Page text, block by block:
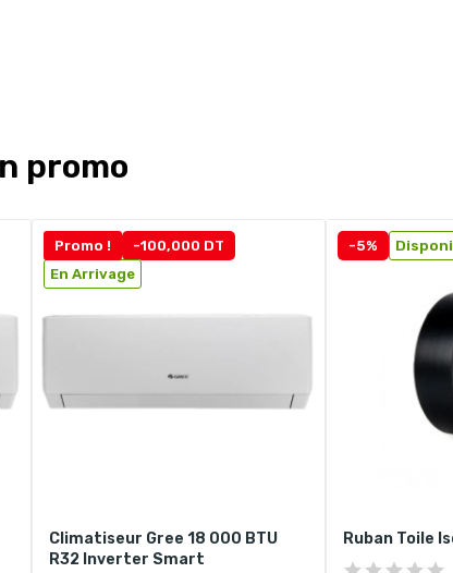
promo
Promo !
-100,000 DT
En Arrivage
Climatiseur Gree 18 000 BTU
R32 Inverter Smart
-5%
Ruban Toile